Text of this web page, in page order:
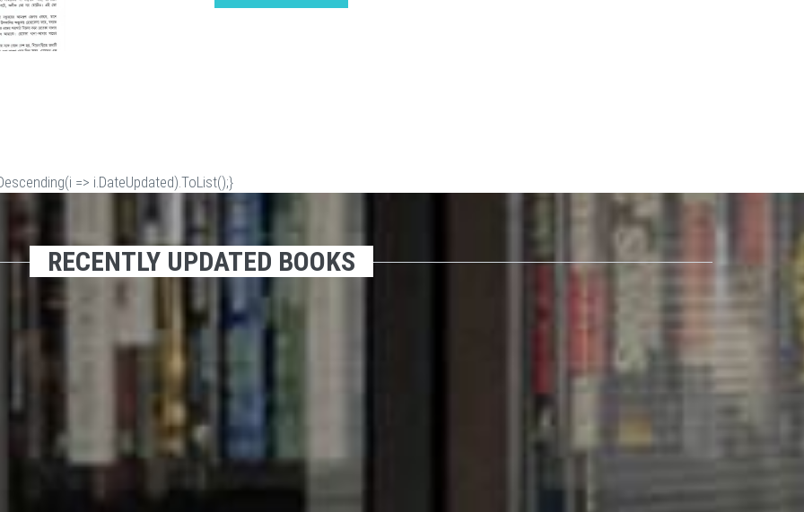
=> i.DateUpdated).ToList();}
RECENTLY UPDATED BOOKS